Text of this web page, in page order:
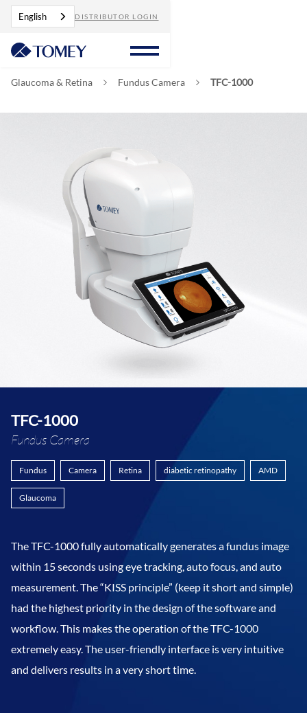
English DISTRIBUTOR LOGIN
Glaucoma & Retina Fundus Camera TFC-1000
TFC-1000
Fundus Camera
Fundus Camera Retina diabetic retinopathy AMD
Glaucoma
The TFC-1000 fully automatically generates a fundus image
within 15 seconds using eye tracking, auto focus, and auto
measurement. The “KISS principle” (keep it short and simple)
had the highest priority in the design of the software and
workflow. This makes the operation of the TFC-1000
extremely easy. The user-friendly interface is very intuitive
and delivers results in a very short time.